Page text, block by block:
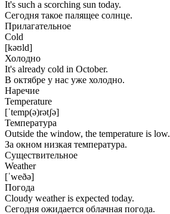
It's such a scorching sun today.
Сегодня такое палящее солнце.
Прилагательное
Cold
[kəʊld]
Холодно
It's already cold in October.
В октябре у нас уже холодно.
Наречие
Temperature
[ˈtemp(ə)rətʃə]
Температура
Outside the window, the temperature is low.
За окном низкая температура.
Существительное
Weather
[ˈweðə]
Погода
Cloudy weather is expected today.
Сегодня ожидается облачная погода.